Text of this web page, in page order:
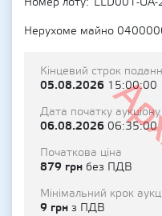
Нерухоме майно
Кінцевий строк
05.08.2026 15:00:00
Дата початку аукціону
06.08.2026 06:35:00
Початкова ціна
879 грн без ПДВ
Мінімальний крок
9 грн з ПДВ